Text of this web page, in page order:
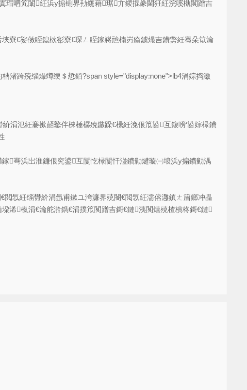
瑁呬笂闈紝浜у搧铏界劧鑳藉琚亣鍐掍豢閫狅紝浣嗘槸闃蹭吉
寮€娑傚眰鎴栨彮寮€琛ㄥ眰鎵嶈兘楠岃瘉鐪熶吉鐨勶紝骞朵笖瀹
渚跨殑缁熶竴绠＄悊銆?span style="display:none">lb4涓婃捣灏
涓氾紝褰撳嚭鐜伴棶棰樼殑鏃跺€欙紝浼佷笟鍙互鍑嗙‘鍙婃椂鐨
弿浜岀淮鐮佷究鍙互闅忔椂闅忓湴鐨勬煡璇㈠埌浜у搧鐨勭湡
忥紝缁欎紒涓氬甫鏉ユ洿濂界殑閿€閲忥紝濡傛灉鎮ㄤ篃鎯冲畾
垜浠槸涓€瀹舵湁鐫€涓撲笟闃蹭吉鎶€鏈洟闃熺殑楂樻柊鎶€鏈